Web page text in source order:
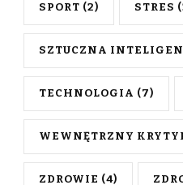
SPORT (2) STRES
SZTUCZNA
TECHNOLOGIA (7)
WEWNĘTRZNY
ZDROWIE (4)